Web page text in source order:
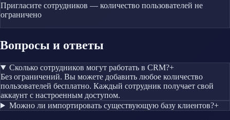
Пригласите сотрудников — количество пользователей не
ограничено
Вопросы и ответы
Сколько сотрудников могут работать в CRM?+
Без ограничений. Вы можете добавить любое количество
пользователей бесплатно. Каждый сотрудник получает свой
аккаунт с настроенным доступом.
Можно ли импортировать существующую базу клиентов?+